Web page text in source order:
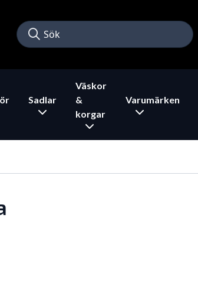
Sadlar
Väskor
&
korgar
Varumärken